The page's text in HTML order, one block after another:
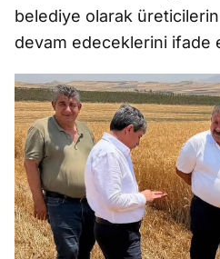
belediye olarak üreticilerin
devam edeceklerini ifade